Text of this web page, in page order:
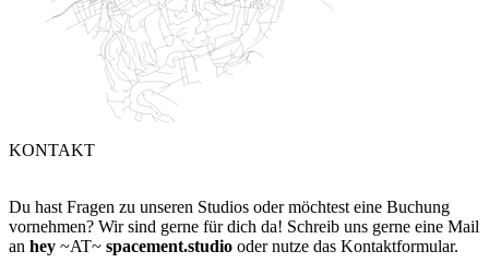
KONTAKT
Du hast Fragen zu unseren Studios oder möchtest eine Buchung
vornehmen? Wir sind gerne für dich da! Schreib uns gerne eine Mail
an hey ~AT~ spacement.studio oder nutze das Kontaktformular.